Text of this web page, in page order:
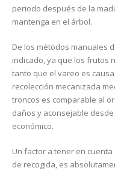
periodo después de la
mantenga en el árbol.
De los métodos manuales
indicado, ya que los frutos
tanto que el vareo es
recolección mecanizada
troncos es comparable al
daños y aconsejable
económico.
Un factor a tener en
de recogida, es